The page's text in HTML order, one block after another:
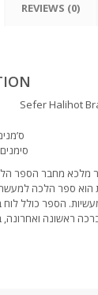
REVIEWS (0)
Sefer Halihot
מלכא מחבר הספר
הוא ספר הלכה
הספר כולל
ראשונה